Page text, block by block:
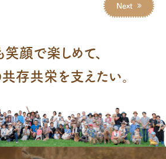
Next
笑顔で楽しめて、
存共栄を支えたい。